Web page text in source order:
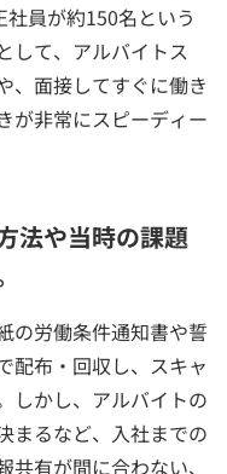
員が約150名という
して、アルバイトス
、面接してすぐに働き
が非常にスピーディー
法や当時の課題
の労働条件通知書や誓
配布・回収し、スキャ
しかし、アルバイトの
まるなど、入社までの
有が間に合わない、